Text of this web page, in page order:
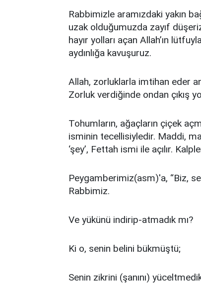
Rabbimizle aramızdaki yakın
uzak olduğumuzda zayıf
hayır yolları açan Allah’ın
aydınlığa kavuşuruz.
Allah, zorluklarla imtihan eder
Zorluk verdiğinde ondan çıkış
Tohumların, ağaçların çiçek
isminin tecellisiyledir. Maddi,
‘şey’, Fettah ismi ile açılır.
Peygamberimiz(asm)'a, “Biz,
Rabbimiz.
Ve yükünü indirip-atmadık mı?
Ki o, senin belini bükmüştü;
Senin zikrini (şanını)